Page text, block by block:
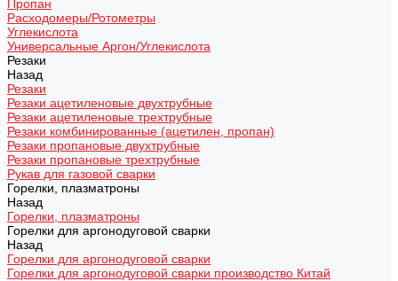
Пропан
Расходомеры/Ротометры
Углекислота
Универсальные Аргон/Углекислота
Резаки
Назад
Резаки
Резаки ацетиленовые двухтрубные
Резаки ацетиленовые трехтрубные
Резаки комбинированные (ацетилен, пропан)
Резаки пропановые двухтрубные
Резаки пропановые трехтрубные
Рукав для газовой сварки
Горелки, плазматроны
Назад
Горелки, плазматроны
Горелки для аргонодуговой сварки
Назад
Горелки для аргонодуговой сварки
Горелки для аргонодуговой сварки производство Китай